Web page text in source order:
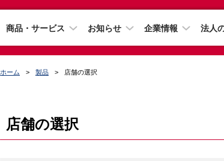
商品・サービス お知らせ 企業情報 法人
ホーム 製品 店舗の選択
店舗の選択